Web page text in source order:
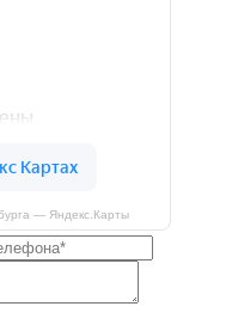
— Яндекс.Карты